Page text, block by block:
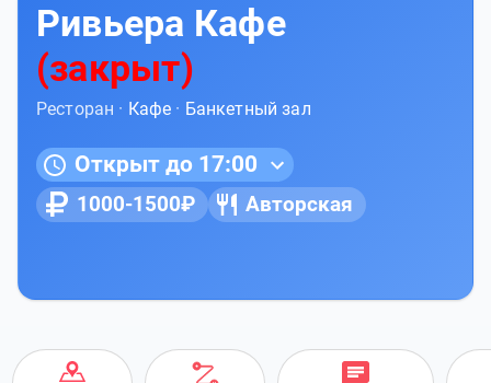
Ривьера Кафе
(закрыт)
Ресторан · Кафе · Банкетный зал
Открыт до 17:00
1000-1500₽ Авторская